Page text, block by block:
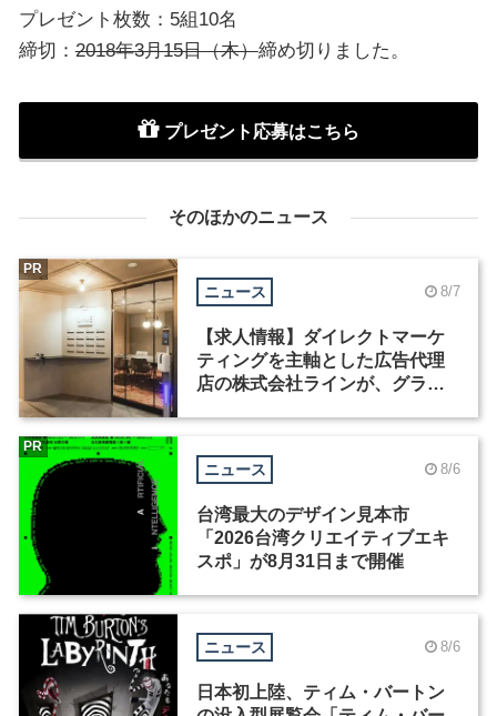
プレゼント枚数：5組10名
締切：2018年3月15日（木）締め切りました。
プレゼント応募はこちら
そのほかのニュース
ニュース 8/7
【求人情報】ダイレクトマーケ
ティングを主軸とした広告代理
店の株式会社ラインが、グラフ
PR
ニュース 8/6
台湾最大のデザイン見本市
「2026台湾クリエイティブエキ
スポ」が8月31日まで開催
PR
ニュース 8/6
日本初上陸、ティム・バートン